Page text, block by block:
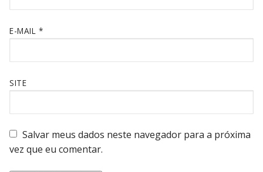
E-MAIL *
SITE
Salvar meus dados neste navegador para a próxima
vez que eu comentar.